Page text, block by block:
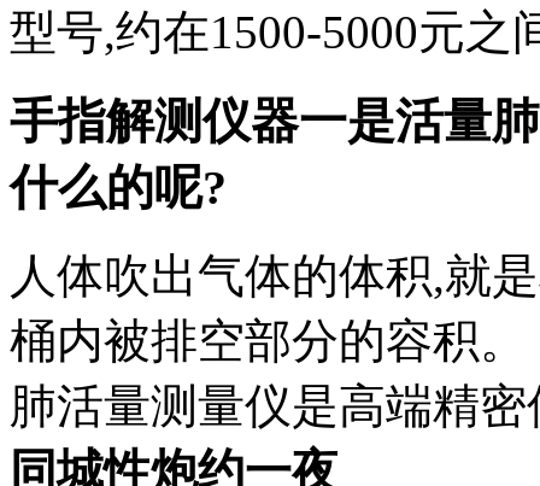
型号,约在1500-5000元之
手指解测仪器一是活量
什么的呢?
人体吹出气体的体积,就
桶内被排空部分的容积
肺活量测量仪是高端精
同城性炮约一夜